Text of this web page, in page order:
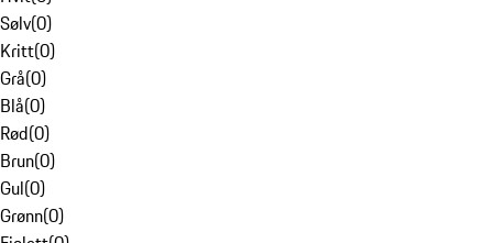
Sølv(0)
Kritt(0)
Grå(0)
Blå(0)
Rød(0)
Brun(0)
Gul(0)
Grønn(0)